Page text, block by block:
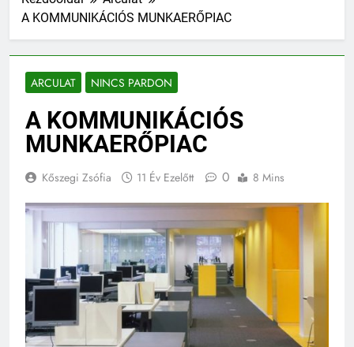
A KOMMUNIKÁCIÓS MUNKAERŐPIAC
ARCULAT NINCS PARDON
A KOMMUNIKÁCIÓS
MUNKAERŐPIAC
Kőszegi Zsófia 11 Év Ezelőtt 0 8 Mins